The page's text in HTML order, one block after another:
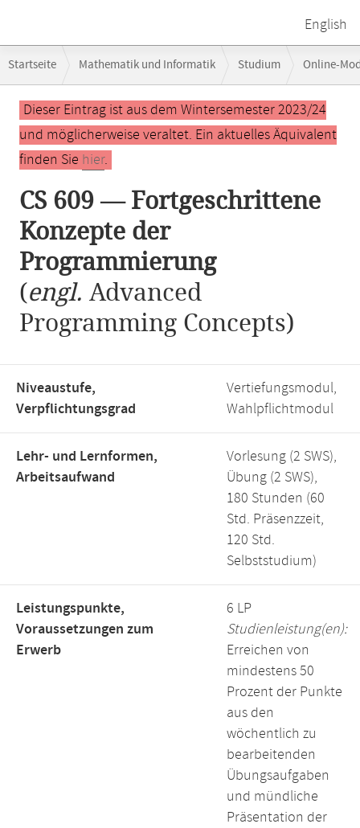
English
Navigation
Startseite Mathematik und Informatik Studium Online-
CS 609 — Fortgeschrittene Konzepte der Programmierung
Hauptinhalt
Dieser Eintrag ist aus dem Wintersemester 2023/24
und möglicherweise veraltet. Ein aktuelles Äquivalent
finden Sie hier.
CS 609 — Fortgeschrittene
Konzepte der
Programmierung
(engl. Advanced
Programming Concepts)
Niveaustufe,
Verpflichtungsgrad
Vertiefungsmodul,
Wahlpflichtmodul
Lehr- und Lernformen,
Arbeitsaufwand
Vorlesung (2 SWS),
Übung (2 SWS),
180 Stunden (60
Std. Präsenzzeit,
120 Std.
Selbststudium)
Leistungspunkte,
Voraussetzungen zum
Erwerb
6 LP
Studienleistung(en):
Erreichen von
mindestens 50
Prozent der Punkte
aus den
wöchentlich zu
bearbeitenden
Übungsaufgaben
und mündliche
Präsentation der